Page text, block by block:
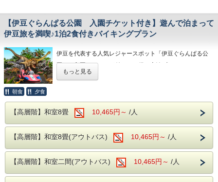
■アクセス
【お車】ホテルより約30分
ホテルから伊東駅まで徒歩約7分
伊東駅よりバスで約40分
かじめご了承ください。
【伊豆ぐらんぱる公園 入園チケット付き】遊んで泊まって
伊豆旅を満喫♪1泊2食付きバイキングプラン
伊豆を代表する人気レジャースポット「伊豆ぐらんぱる公
園」の入園チケットが付いたお得な宿泊プランです。
伊豆ぐらんぱる公園は、子どもから大人まで一日中楽しめる
伊豆を代表するレジャースポットです。
園内には迫力満点のジップラインや立体迷路、恐竜エリア、
実。
もっと見る
朝食 夕食
【高層階】和室8畳 10,465円～ /人
【高層階】和室8畳(アウトバス) 10,465円～ /人
【高層階】和室二間(アウトバス) 10,465円～ /人